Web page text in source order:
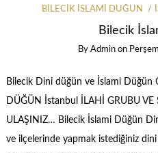
BILECIK İSLAMI DÜĞÜN
Bilecik
By Admin on
Bilecik Dini düğün ve İslami Düğün
DÜĞÜN İstanbul İLAHİ GRUBU VE
ULAŞINIZ… Bilecik İslami Düğün
ve ilçelerinde yapmak istediğiniz